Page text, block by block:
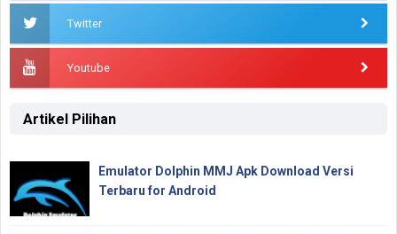
Twitter
Youtube
Artikel Pilihan
Emulator Dolphin MMJ Apk Download Versi
Terbaru for Android